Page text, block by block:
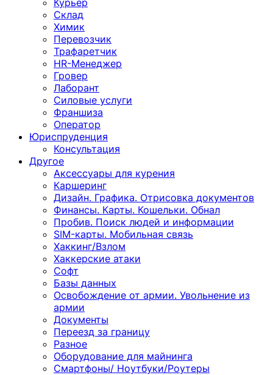
Курьер
Склад
Химик
Перевозчик
Трафаретчик
HR-Менеджер
Гровер
Лаборант
Силовые услуги
Франшиза
Оператор
Юриспруденция
Консультация
Другoе
Аксессуары для курения
Каршеринг
Дизайн. Графика. Отрисовка документов
Финансы. Карты. Кошельки. Обнал
Пробив. Поиск людей и информации
SIM-карты. Мобильная связь
Хаккинг/Взлом
Хаккерские атаки
Софт
Базы данных
Освобождение от армии. Увольнение из
армии
Документы
Переезд за границу
Разное
Оборудование для майнинга
Смартфоны/ Ноутбуки/Роутеры